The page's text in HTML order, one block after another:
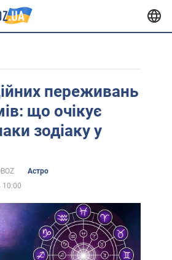
переживань
що очікує
зодіаку у
Астро
10:00